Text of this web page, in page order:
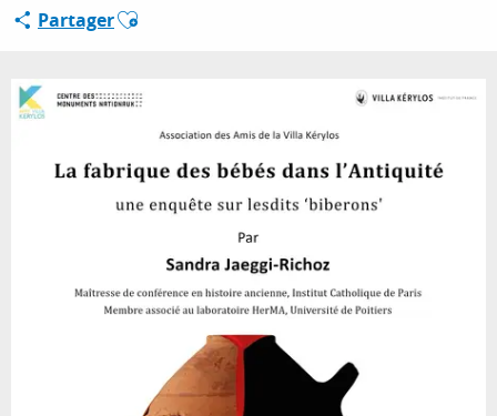
ESPACE PRO
PartagerAjouter aux favoris